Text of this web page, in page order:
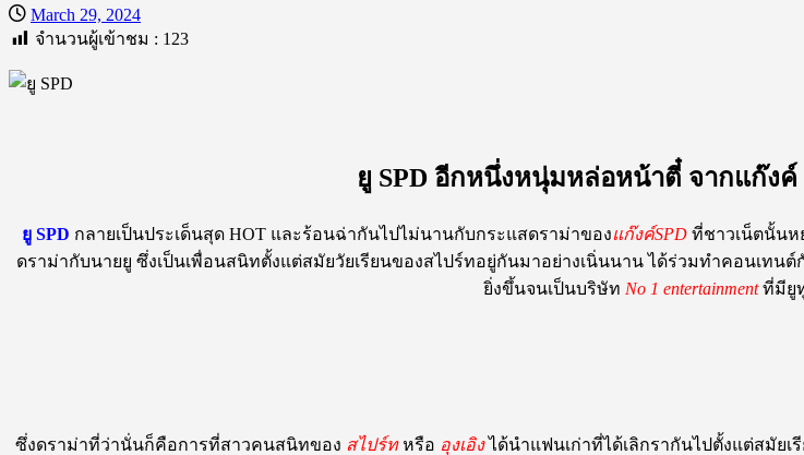
March 29, 2024
จำนวนผู้เข้าชม : 123
ยู SPD อีกหนึ่งหนุ่มหล่อหน้าตี๋ จากแก๊ง
ยู SPD กลายเป็นประเด็นสุด HOT และร้อนฉ่ากันไปไม่นานกับกระแสดราม่าของแก๊งค์SPD ที่ชาวเน็ตนั้นห
ดราม่ากับนายยู ซึ่งเป็นเพื่อนสนิทตั้งแต่สมัยวัยเรียนของสไปร์ทอยู่กันมาอย่างเนิ่นนาน ได้ร่วมทำคอนเทน
ยิ่งขึ้นจนเป็นบริษัท No 1 entertainmentที่มียู
ซึ่งดราม่าที่ว่านั่นก็คือการที่สาวคนสนิทของ สไปร์ทหรือ อุงเอิงได้นำแฟนเก่าที่ได้เลิกรากันไปตั้งแต่สมัย